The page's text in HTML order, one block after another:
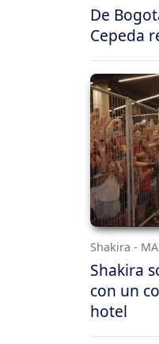
De
Cepeda
Shakira -
Shakira
con un
hotel